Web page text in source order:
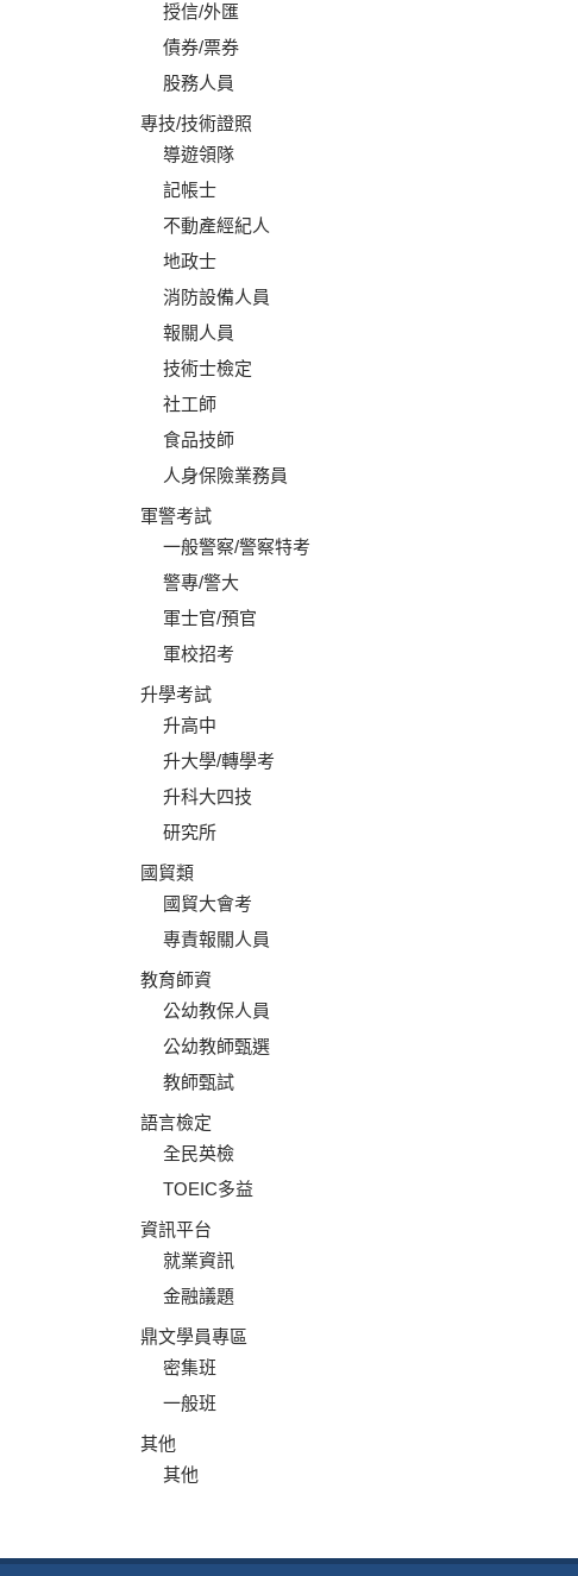
授信/外匯
債券/票券
股務人員
專技/技術證照
導遊領隊
記帳士
不動產經紀人
地政士
消防設備人員
報關人員
技術士檢定
社工師
食品技師
人身保險業務員
軍警考試
一般警察/警察特考
警專/警大
軍士官/預官
軍校招考
升學考試
升高中
升大學/轉學考
升科大四技
研究所
國貿類
國貿大會考
專責報關人員
教育師資
公幼教保人員
公幼教師甄選
教師甄試
語言檢定
全民英檢
TOEIC多益
資訊平台
就業資訊
金融議題
鼎文學員專區
密集班
一般班
其他
其他